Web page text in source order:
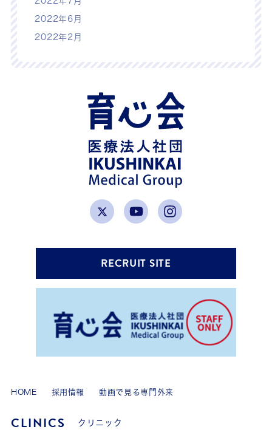
2022年6月
2022年2月
RECRUIT SITE
HOME 採用情報 動画で見る専門外来
CLINICS クリニック